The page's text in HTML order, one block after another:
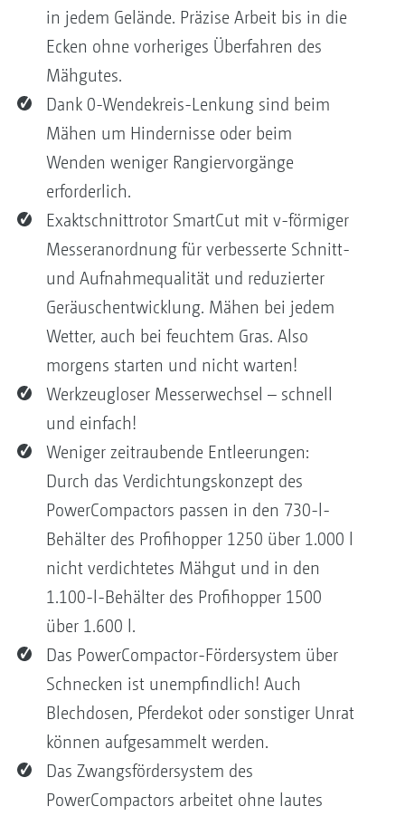
in jedem Gelände. Präzise Arbeit bis in die
Ecken ohne vorheriges Überfahren des
Mähgutes.
Dank 0-Wendekreis-Lenkung sind beim
Mähen um Hindernisse oder beim
Wenden weniger Rangiervorgänge
erforderlich.
Exaktschnittrotor SmartCut mit v-förmiger
Messeranordnung für verbesserte Schnitt-
und Aufnahmequalität und reduzierter
Geräuschentwicklung. Mähen bei jedem
Wetter, auch bei feuchtem Gras. Also
morgens starten und nicht warten!
Werkzeugloser Messerwechsel – schnell
und einfach!
Weniger zeitraubende Entleerungen:
Durch das Verdichtungskonzept des
PowerCompactors passen in den 730-l-
Behälter des Profihopper 1250 über 1.000 l
nicht verdichtetes Mähgut und in den
1.100-l-Behälter des Profihopper 1500
über 1.600 l.
Das PowerCompactor-Fördersystem über
Schnecken ist unempfindlich! Auch
Blechdosen, Pferdekot oder sonstiger Unrat
können aufgesammelt werden.
Das Zwangsfördersystem des
PowerCompactors arbeitet ohne lautes